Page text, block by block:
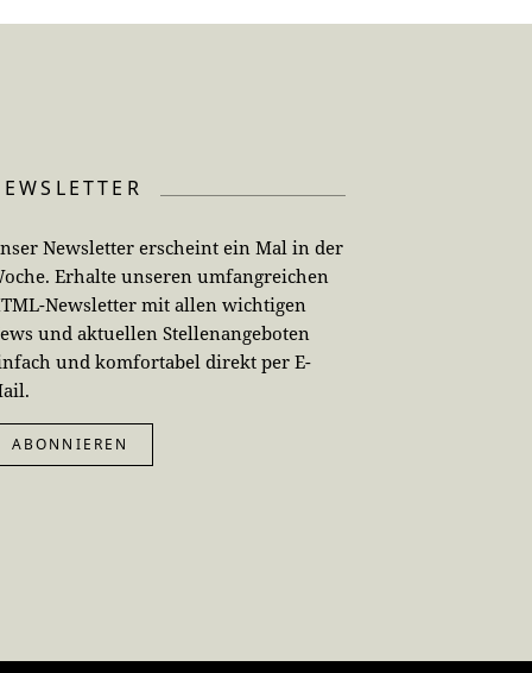
Newsletter erscheint ein Mal in der
Erhalte unseren umfangreichen
Newsletter mit allen wichtigen
und aktuellen Stellenangeboten
und komfortabel direkt per E-
ABONNIEREN